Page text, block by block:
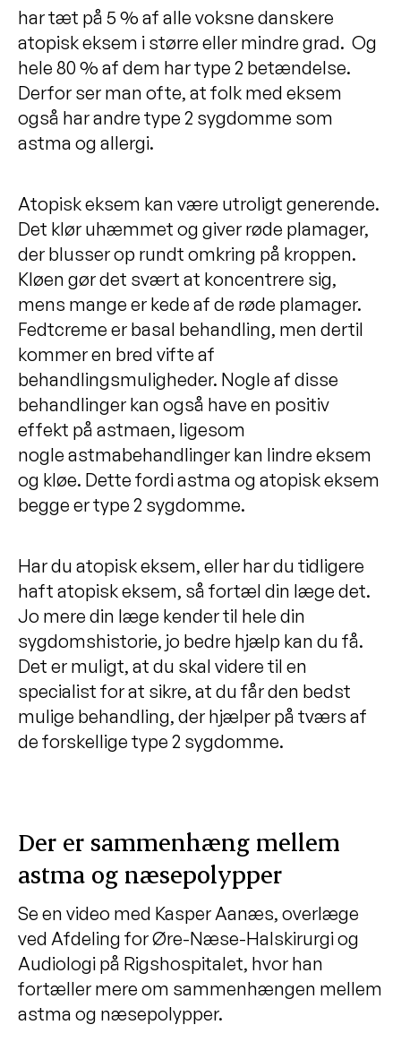
har tæt på 5 % af alle voksne danskere
atopisk eksem i større eller mindre grad. Og
hele 80 % af dem har type 2 betændelse.
Derfor ser man ofte, at folk med eksem
også har andre type 2 sygdomme som
astma og allergi.
Atopisk eksem kan være utroligt generende.
Det klør uhæmmet og giver røde plamager,
der blusser op rundt omkring på kroppen.
Kløen gør det svært at koncentrere sig,
mens mange er kede af de røde plamager.
Fedtcreme er basal behandling, men dertil
kommer en bred vifte af
behandlingsmuligheder. Nogle af disse
behandlinger kan også have en positiv
effekt på astmaen, ligesom
nogle astmabehandlinger kan lindre eksem
og kløe. Dette fordi astma og atopisk eksem
begge er type 2 sygdomme.
Har du atopisk eksem, eller har du tidligere
haft atopisk eksem, så fortæl din læge det.
Jo mere din læge kender til hele din
sygdomshistorie, jo bedre hjælp kan du få.
Det er muligt, at du skal videre til en
specialist for at sikre, at du får den bedst
mulige behandling, der hjælper på tværs af
de forskellige type 2 sygdomme.
Der er sammenhæng mellem
astma og næsepolypper
Se en video med Kasper Aanæs, overlæge
ved Afdeling for Øre-Næse-Halskirurgi og
Audiologi på Rigshospitalet, hvor han
fortæller mere om sammenhængen mellem
astma og næsepolypper.